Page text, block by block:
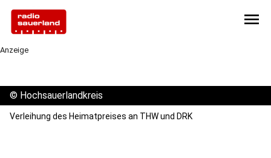
menu
Anzeige
© Hochsauerlandkreis
Verleihung des Heimatpreises an THW und DRK